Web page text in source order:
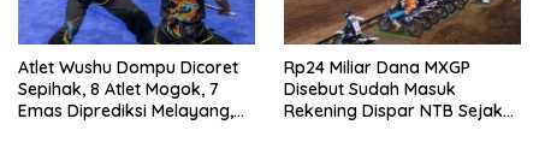
Atlet Wushu Dompu Dicoret
Sepihak, 8 Atlet Mogok, 7
Emas Diprediksi Melayang,
Rp24 Miliar Dana MXGP
Disebut Sudah Masuk
Rekening Dispar NTB Sejak